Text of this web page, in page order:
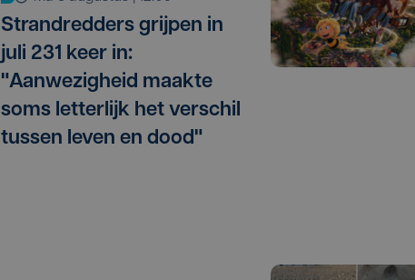
Strandredders grijpen in
juli 231 keer in:
"Aanwezigheid maakte
soms letterlijk het verschil
tussen leven en dood"